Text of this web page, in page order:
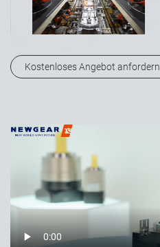
Kostenloses Angebot anfordern